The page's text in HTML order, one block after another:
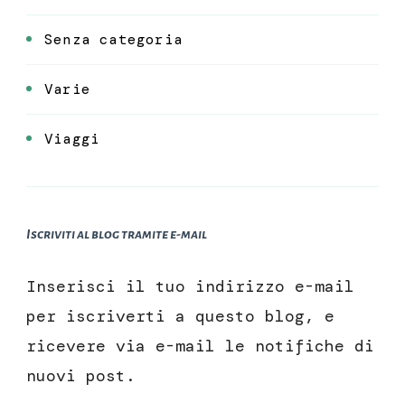
Senza categoria
Varie
Viaggi
Iscriviti al blog tramite e-mail
Inserisci il tuo indirizzo e-mail
per iscriverti a questo blog, e
ricevere via e-mail le notifiche di
nuovi post.